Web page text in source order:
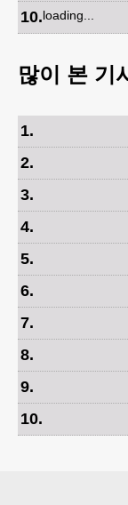
10.loading...
많이 본 기
1.
2.
3.
4.
5.
6.
7.
8.
9.
10.